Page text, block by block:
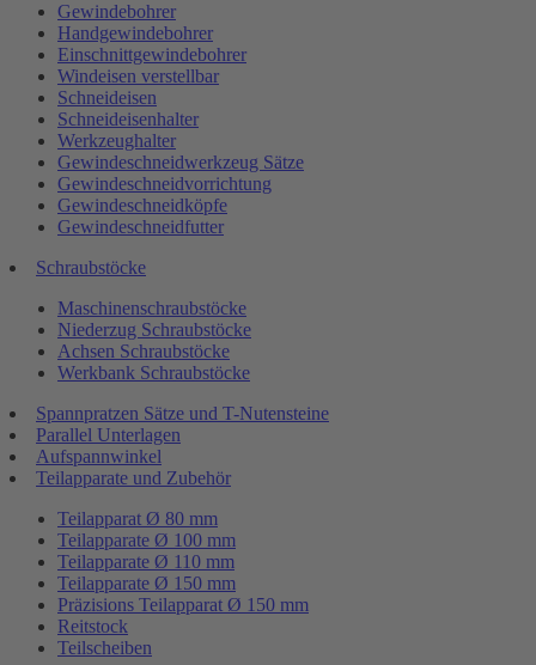
Gewindebohrer
Handgewindebohrer
Einschnittgewindebohrer
Windeisen verstellbar
Schneideisen
Schneideisenhalter
Werkzeughalter
Gewindeschneidwerkzeug Sätze
Gewindeschneidvorrichtung
Gewindeschneidköpfe
Gewindeschneidfutter
Schraubstöcke
Maschinenschraubstöcke
Niederzug Schraubstöcke
Achsen Schraubstöcke
Werkbank Schraubstöcke
Spannpratzen Sätze und T-Nutensteine
Parallel Unterlagen
Aufspannwinkel
Teilapparate und Zubehör
Teilapparat Ø 80 mm
Teilapparate Ø 100 mm
Teilapparate Ø 110 mm
Teilapparate Ø 150 mm
Präzisions Teilapparat Ø 150 mm
Reitstock
Teilscheiben